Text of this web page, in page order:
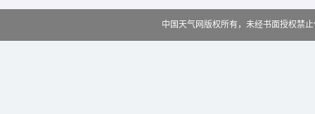
中国天气网版权所有，未经书面授权